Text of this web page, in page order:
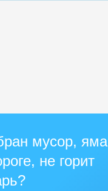
мусор, яма
не горит